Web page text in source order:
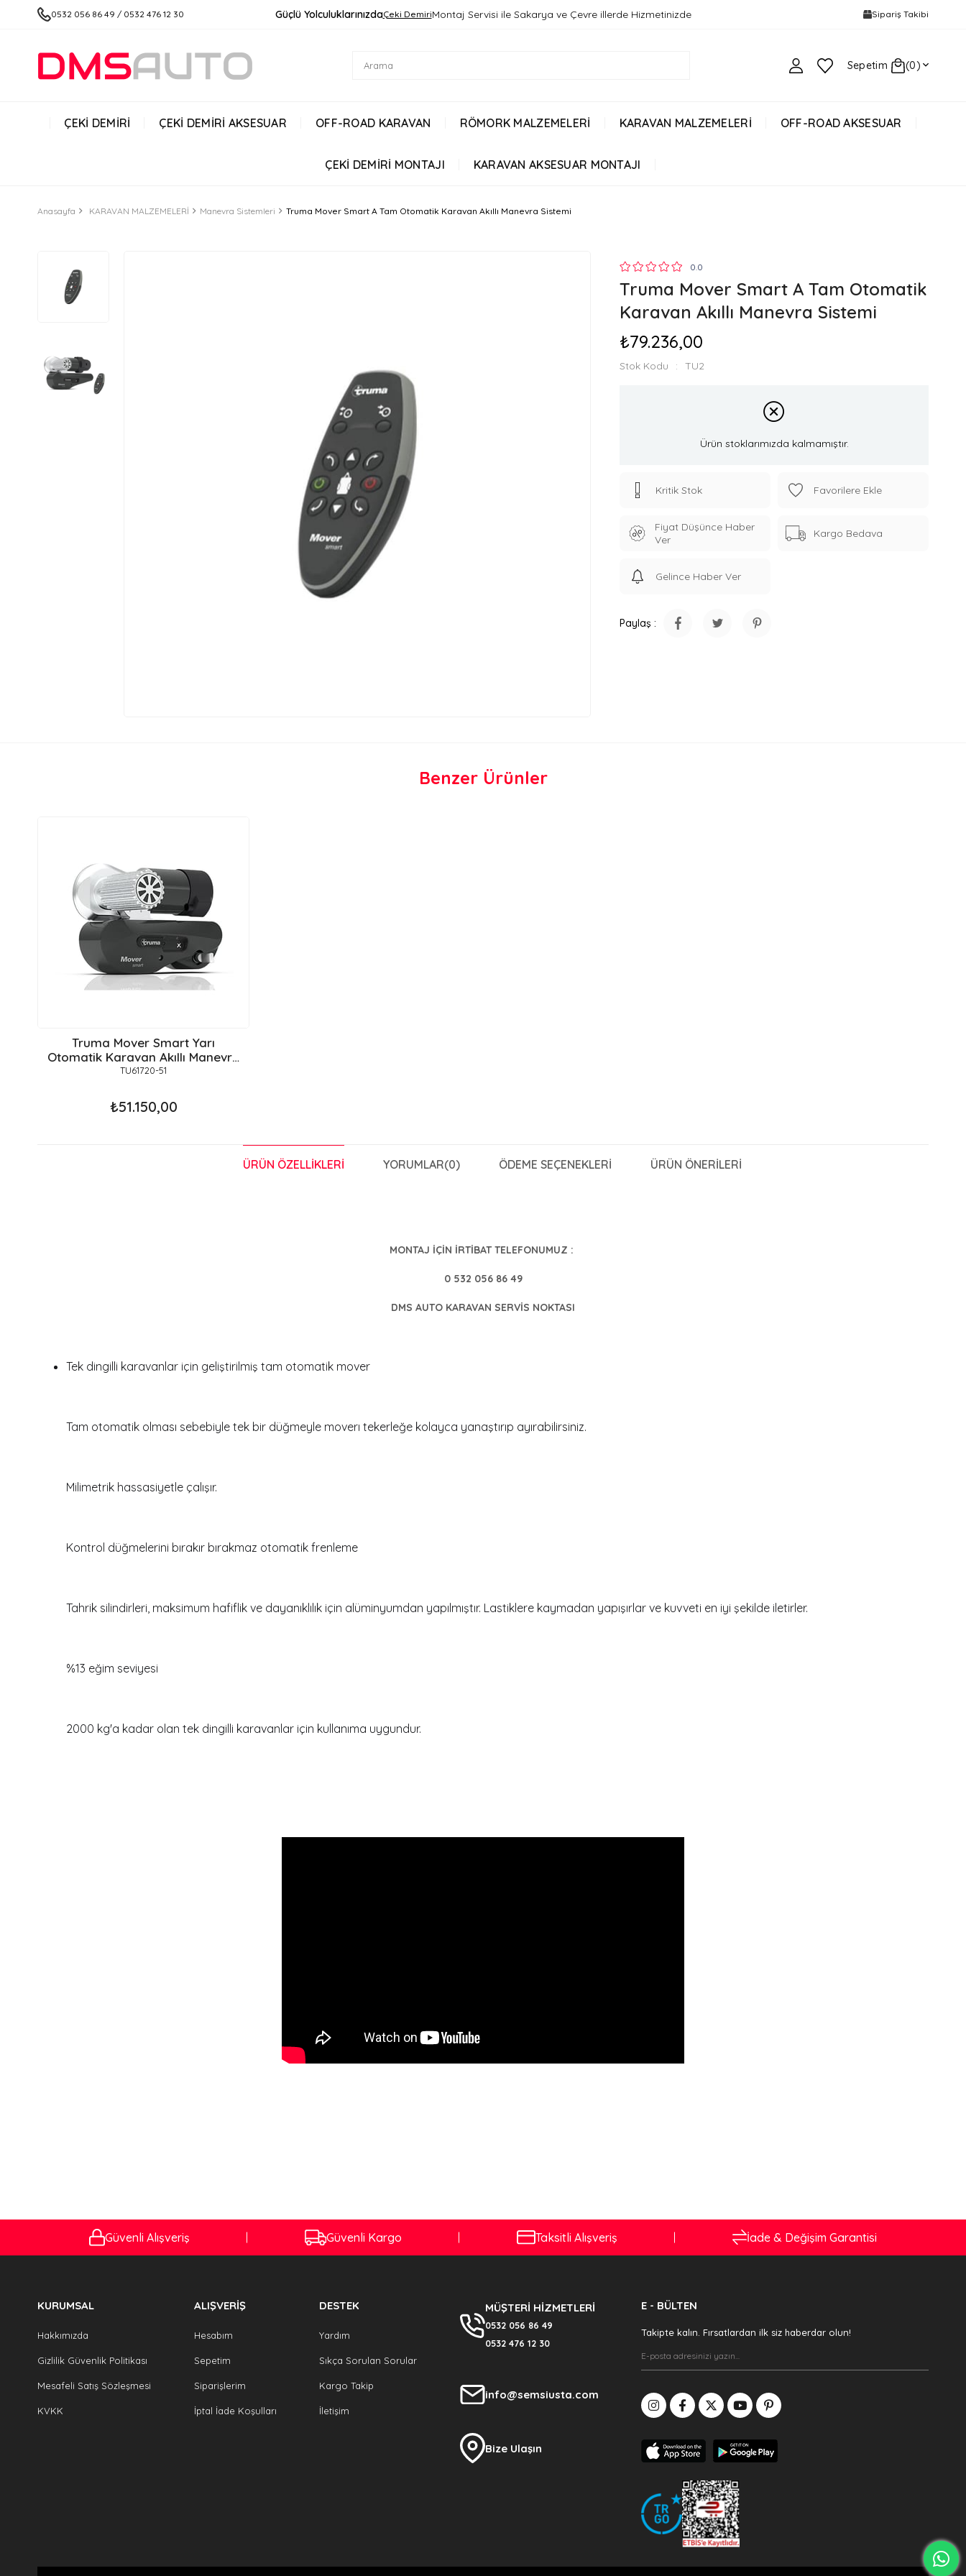
0532 056 86 49 / 0532 476 12 30 Güçlü YolculuklarınızdaÇeki DemiriMontaj Servisi ile Sakarya ve Çevre illerde Hizmetinizde Sipariş Takibi
Sepetim 0
ÇEKİ DEMİRİ ÇEKİ DEMİRİ AKSESUAR OFF-ROAD KARAVAN RÖMORK MALZEMELERİ KARAVAN MALZEMELERİ OFF-ROAD AKSESUAR
ÇEKİ DEMİRİ MONTAJI KARAVAN AKSESUAR MONTAJI
Anasayfa KARAVAN MALZEMELERİ Manevra Sistemleri Truma Mover Smart A Tam Otomatik Karavan Akıllı Manevra Sistemi
0.0
Truma Mover Smart A Tam Otomatik
Karavan Akıllı Manevra Sistemi
₺79.236,00
Stok Kodu TU2
Ürün stoklarımızda kalmamıştır.
Kritik Stok Favorilere Ekle
Fiyat Düşünce Haber
Ver
Kargo Bedava
Gelince Haber Ver
Paylaş :
Benzer Ürünler
Truma Mover Smart Yarı
Otomatik Karavan Akıllı Manevra
Sistemi
TU61720-51
₺51.150,00
ÜRÜN ÖZELLIKLERI YORUMLAR(0) ÖDEME SEÇENEKLERI ÜRÜN ÖNERILERI
MONTAJ İÇİN İRTİBAT TELEFONUMUZ :
0 532 056 86 49
DMS AUTO KARAVAN SERVİS NOKTASI
Tek dingilli karavanlar için geliştirilmiş tam otomatik mover
Tam otomatik olması sebebiyle tek bir düğmeyle moverı tekerleğe kolayca yanaştırıp ayırabilirsiniz.
Milimetrik hassasiyetle çalışır.
Kontrol düğmelerini bırakır bırakmaz otomatik frenleme
Tahrik silindirleri, maksimum hafiflik ve dayanıklılık için alüminyumdan yapılmıştır. Lastiklere kaymadan yapışırlar ve kuvveti en iyi şekilde iletirler.
%13 eğim seviyesi
2000 kg'a kadar olan tek dingilli karavanlar için kullanıma uygundur.
Güvenli Alışveriş Güvenli Kargo Taksitli Alışveriş İade & Değişim Garantisi
KURUMSAL
Hakkımızda
Gizlilik Güvenlik Politikası
Mesafeli Satış Sözleşmesi
KVKK
ALIŞVERİŞ
Hesabım
Sepetim
Siparişlerim
İptal İade Koşulları
DESTEK
Yardım
Sıkça Sorulan Sorular
Kargo Takip
İletişim
MÜŞTERİ HİZMETLERİ
0532 056 86 49
0532 476 12 30
info@semsiusta.com
Bize Ulaşın
E - BÜLTEN
Takipte kalın. Fırsatlardan ilk siz haberdar olun!